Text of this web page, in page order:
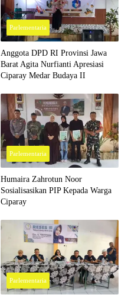
Parlementaria
Anggota DPD RI Provinsi Jawa
Barat Agita Nurfianti Apresiasi
Ciparay Medar Budaya II
Parlementaria
Humaira Zahrotun Noor
Sosialisasikan PIP Kepada Warga
Ciparay
Parlementaria